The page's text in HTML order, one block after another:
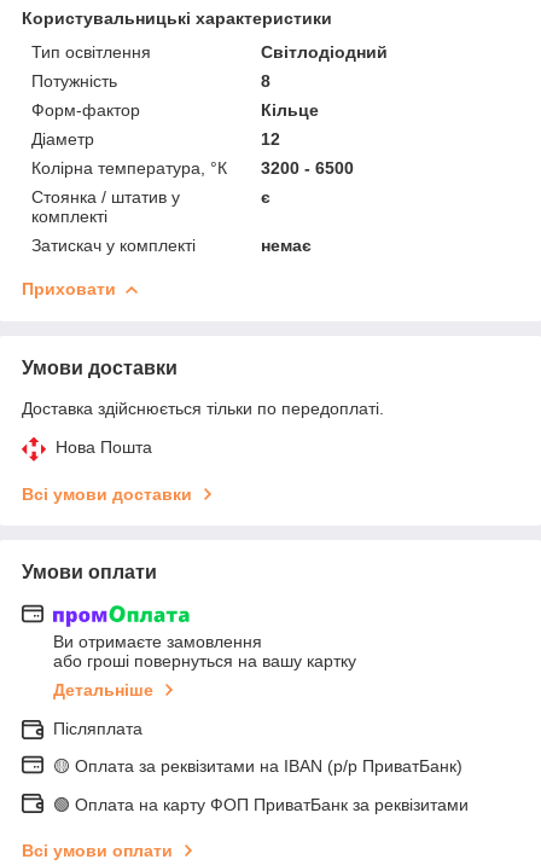
Користувальницькі характеристики
Тип освітлення
Світлодіодний
Потужність
8
Форм-фактор
Кільце
Діаметр
12
Колірна температура, °К
3200 - 6500
Стоянка / штатив у
комплекті
є
Затискач у комплекті немає
Приховати
Умови доставки
Доставка здійснюється тільки по передоплаті.
Нова Пошта
Всі умови доставки
Умови оплати
Ви отримаєте замовлення
або гроші повернуться на вашу картку
Детальніше
Післяплата
🟡 Оплата за реквізитами на IBAN (р/р ПриватБанк)
🟢 Оплата на карту ФОП ПриватБанк за реквізитами
Всі умови оплати